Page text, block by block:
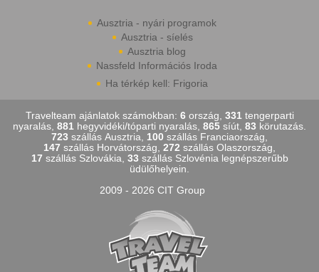
Ausztria - nyári programok
Ausztria - síelés
Ausztria blog
Nassfeld Információs Iroda
Ha térkép kell: Frigoria
Travelteam ajánlatok számokban: 6ország, 331tengerparti
nyaralás, 881 hegyvidéki/tóparti nyaralás, 865 síút, 83 körutazás.
723 szállás Ausztria, 100 szállás Franciaország,
147 szállás Horvátország, 272 szállás Olaszország,
17 szállás Szlovákia, 33 szállás Szlovénia legnépszerűbb
üdülőhelyein.
2009 - 2026 CIT Group